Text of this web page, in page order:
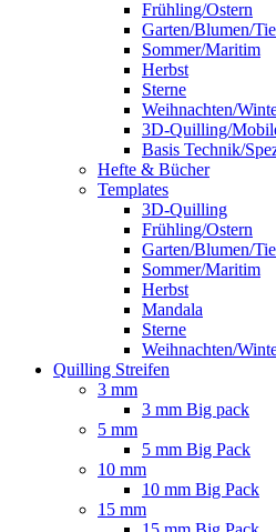
Frühling/Ostern
Garten/Blumen/
Sommer/Maritim
Herbst
Sterne
Weihnachten/
3D-Quilling/
Basis Technik/
Hefte & Bücher
Templates
3D-Quilling
Frühling/Ostern
Garten/Blumen/
Sommer/Maritim
Herbst
Mandala
Sterne
Weihnachten/
Quilling Streifen
3 mm
3 mm Big pack
5 mm
5 mm Big Pack
10 mm
10 mm Big Pack
15 mm